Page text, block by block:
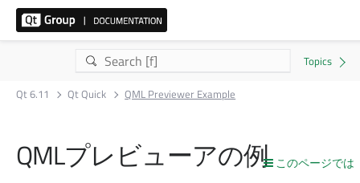
Qt 6.11 Qt Quick QML Previewer Example
このページでは
QMLプレビューアの例